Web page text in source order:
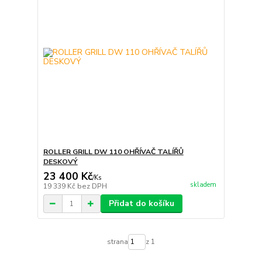
ROLLER GRILL DW 110 OHŘÍVAČ TALÍŘŮ
DESKOVÝ
23 400 Kč/Ks
19 339 Kč bez DPH skladem
Přidat do košíku
strana z 1